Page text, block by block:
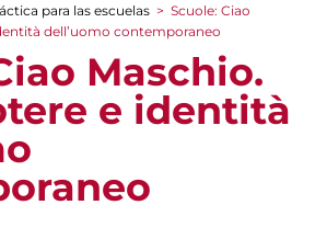
para las escuelas > Scuole: Ciao
dell’uomo contemporaneo
Maschio.
e identità